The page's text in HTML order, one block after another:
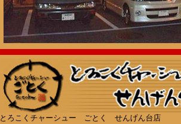
とろこくチャーシュー ごとく せんげん台店